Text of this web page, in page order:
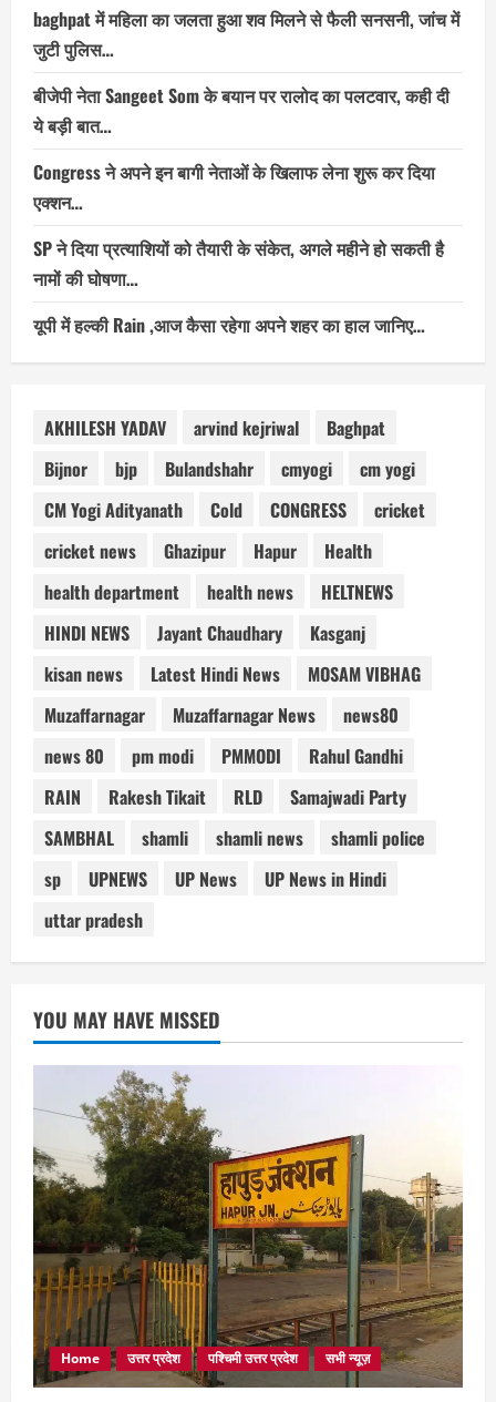
baghpat में महिला का जलता हुआ शव मिलने से फैली सनसनी, जांच में
जुटी पुलिस…
बीजेपी नेता Sangeet Som के बयान पर रालोद का पलटवार, कही दी
ये बड़ी बात…
Congress ने अपने इन बागी नेताओं के खिलाफ लेना शुरू कर दिया
एक्शन…
SP ने दिया प्रत्याशियों को तैयारी के संकेत, अगले महीने हो सकती है
नामों की घोषणा…
यूपी में हल्की Rain ,आज कैसा रहेगा अपने शहर का हाल जानिए…
AKHILESH YADAV arvind kejriwal
Baghpat
Bijnor
bjp Bulandshahr cmyogi
cm yogi
CM Yogi Adityanath
Cold CONGRESS
cricket
cricket news
Ghazipur Hapur
Health
health department
health news
HELTNEWS
HINDI NEWS
Jayant Chaudhary
Kasganj
kisan news
Latest Hindi News
MOSAM VIBHAG
Muzaffarnagar
Muzaffarnagar News
news80
news 80
pm modi PMMODI
Rahul Gandhi
RAIN
Rakesh Tikait RLD
Samajwadi Party
SAMBHAL
shamli shamli news
shamli police
sp
UPNEWS UP News
UP News in Hindi
uttar pradesh
YOU MAY HAVE MISSED
Home उत्तर प्रदेश पश्चिमी उत्तर प्रदेश सभी न्यूज़